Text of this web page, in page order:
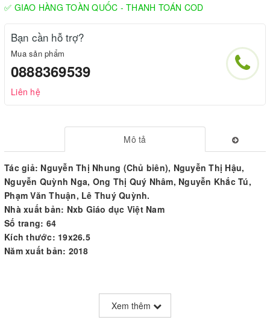
✅ GIAO HÀNG TOÀN QUỐC - THANH TOÁN COD
Bạn cần hỗ trợ?
Mua sản phẩm
0888369539
Liên hệ
Mô tả
Tác giả: Nguyễn Thị Nhung (Chủ biên), Nguyễn Thị Hậu,
Nguyễn Quỳnh Nga, Ong Thị Quý Nhâm, Nguyễn Khắc Tú,
Phạm Văn Thuận, Lê Thuý Quỳnh.
Nhà xuất bản: Nxb Giáo dục Việt Nam
Số trang: 64
Kích thước: 19x26.5
Năm xuất bản: 2018
Xem thêm